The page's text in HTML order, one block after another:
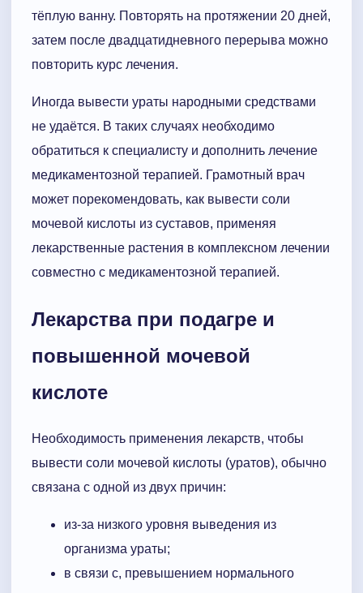
тёплую ванну. Повторять на протяжении 20 дней,
затем после двадцатидневного перерыва можно
повторить курс лечения.
Иногда вывести ураты народными средствами
не удаётся. В таких случаях необходимо
обратиться к специалисту и дополнить лечение
медикаментозной терапией. Грамотный врач
может порекомендовать, как вывести соли
мочевой кислоты из суставов, применяя
лекарственные растения в комплексном лечении
совместно с медикаментозной терапией.
Лекарства при подагре и
повышенной мочевой
кислоте
Необходимость применения лекарств, чтобы
вывести соли мочевой кислоты (уратов), обычно
связана с одной из двух причин:
из-за низкого уровня выведения из
организма ураты;
в связи с, превышением нормального